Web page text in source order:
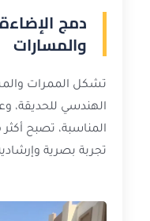
دمج
والمسارات
تشكل الممرات
الهندسي للحديقة،
المناسبة، تصبح
تجربة بصرية